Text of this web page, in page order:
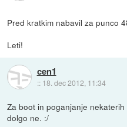
Pred kratkim nabavil za punco
Leti!
cen1
:: 18. dec 2012, 11:34
Za boot in poganjanje
dolgo ne. :/